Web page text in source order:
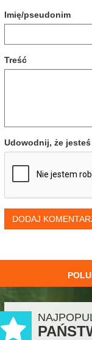
Imię/pseudonim
Treść
Udowodnij, że jesteś
DODAJ